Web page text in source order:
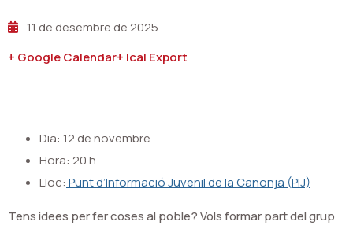
11 de desembre de 2025
+ Google Calendar+ Ical Export
Dia: 12 de novembre
Hora: 20 h
Lloc: Punt d’Informació Juvenil de la Canonja (PIJ)
Tens idees per fer coses al poble? Vols formar part del grup